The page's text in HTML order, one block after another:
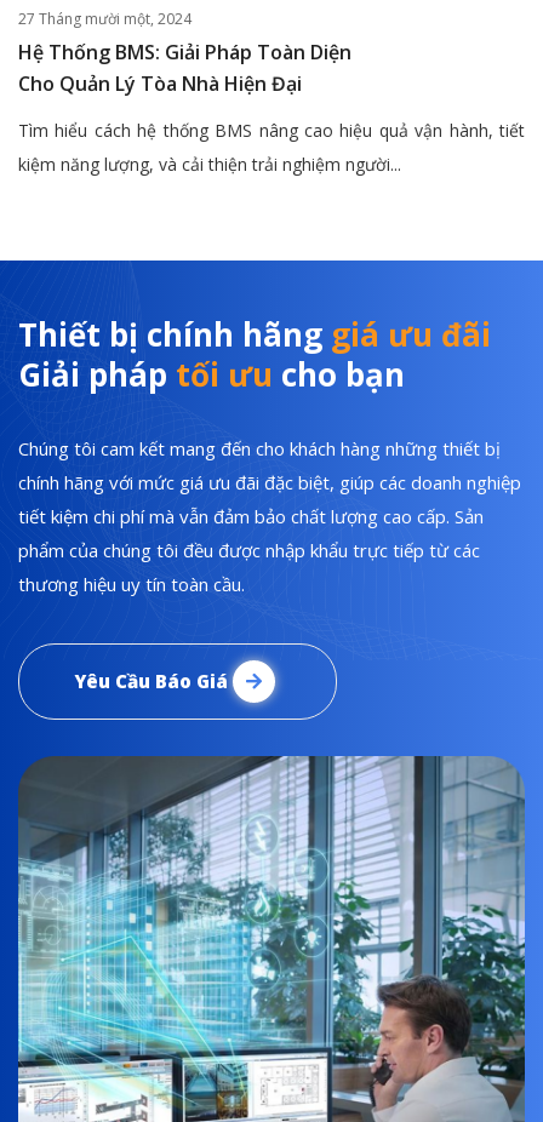
27 Tháng mười một, 2024
Hệ Thống BMS: Giải Pháp Toàn Diện
Cho Quản Lý Tòa Nhà Hiện Đại
Tìm hiểu cách hệ thống BMS nâng cao hiệu quả vận hành, tiết
kiệm năng lượng, và cải thiện trải nghiệm người...
Thiết bị chính hãng giá ưu đãi
Giải pháp tối ưu cho bạn
Chúng tôi cam kết mang đến cho khách hàng những thiết bị
chính hãng với mức giá ưu đãi đặc biệt, giúp các doanh nghiệp
tiết kiệm chi phí mà vẫn đảm bảo chất lượng cao cấp. Sản
phẩm của chúng tôi đều được nhập khẩu trực tiếp từ các
thương hiệu uy tín toàn cầu.
Yêu Cầu Báo Giá